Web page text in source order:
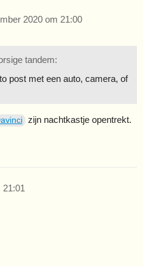
2020 om 21:00
tandem:
post met een auto, camera, of
zijn nachtkastje opentrekt.